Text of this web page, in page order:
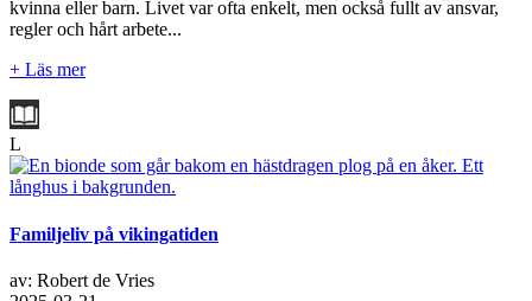
kvinna eller barn. Livet var ofta enkelt, men också fullt av ansvar,
regler och hårt arbete...
+ Läs mer
L
Familjeliv på vikingatiden
av: Robert de Vries